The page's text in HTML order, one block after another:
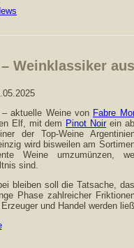
– Weinklassiker
aktuelle Weine von Fabre
Elf, mit dem Pinot Noir ein
der Top-Weine
wird bisweilen am
Weine umzumünzen,
sind.
bleiben soll die Tatsache,
Phase zahlreicher
und Handel werden